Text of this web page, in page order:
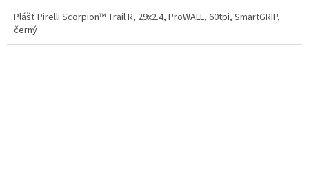
Plášť Pirelli Scorpion™ Trail R, 29x2.4, ProWALL, 60tpi, SmartGRIP,
černý